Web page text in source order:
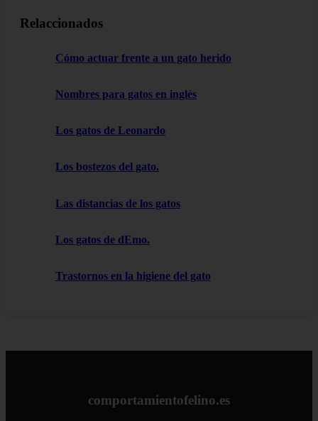
Relaccionados
Cómo actuar frente a un gato herido
Nombres para gatos en inglés
Los gatos de Leonardo
Los bostezos del gato.
Las distancias de los gatos
Los gatos de dEmo.
Trastornos en la higiene del gato
comportamientofelino.es